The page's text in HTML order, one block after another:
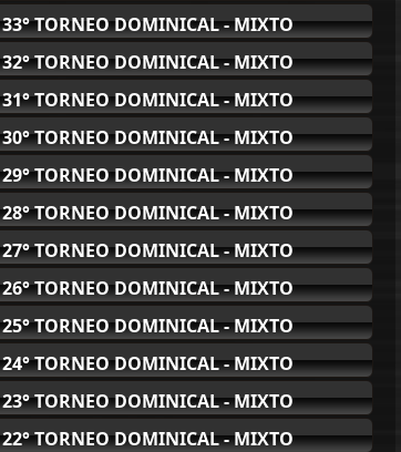
33° TORNEO DOMINICAL - MIXTO
32° TORNEO DOMINICAL - MIXTO
31° TORNEO DOMINICAL - MIXTO
30° TORNEO DOMINICAL - MIXTO
29° TORNEO DOMINICAL - MIXTO
28° TORNEO DOMINICAL - MIXTO
27° TORNEO DOMINICAL - MIXTO
26° TORNEO DOMINICAL - MIXTO
25° TORNEO DOMINICAL - MIXTO
24° TORNEO DOMINICAL - MIXTO
23° TORNEO DOMINICAL - MIXTO
22° TORNEO DOMINICAL - MIXTO